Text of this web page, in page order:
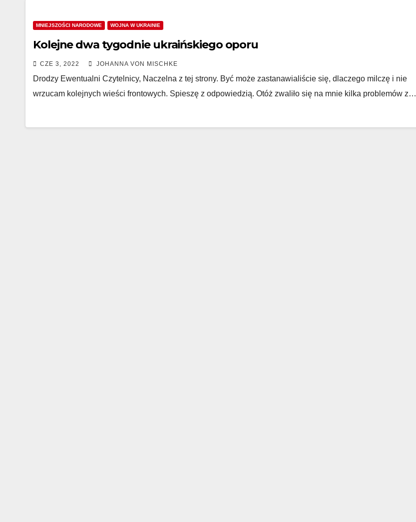
MNIEJSZOŚCI NARODOWE WOJNA W UKRAINIE
Kolejne dwa tygodnie ukraińskiego oporu
CZE 3, 2022 JOHANNA VON MISCHKE
Drodzy Ewentualni Czytelnicy, Naczelna z tej strony. Być może zastanawialiście się, dlaczego milczę i nie
wrzucam kolejnych wieści frontowych. Spieszę z odpowiedzią. Otóż zwaliło się na mnie kilka problemów z…